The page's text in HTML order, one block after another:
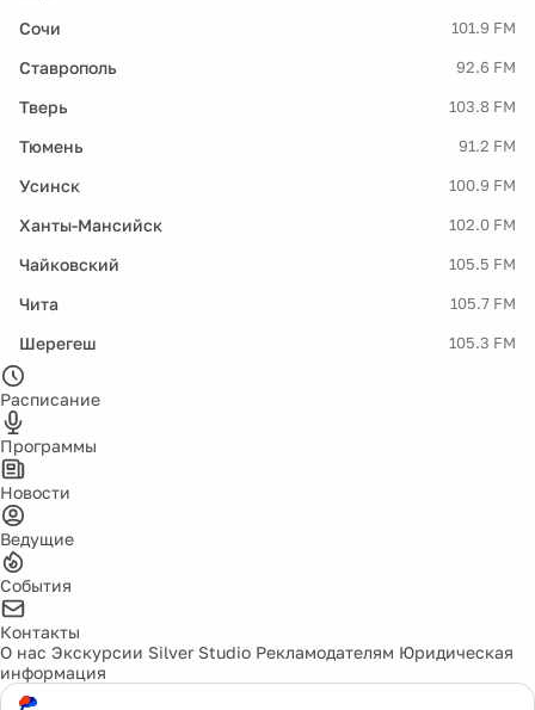
Сочи 101.9 FM
Ставрополь 92.6 FM
Тверь 103.8 FM
Тюмень 91.2 FM
Усинск 100.9 FM
Ханты-Мансийск 102.0 FM
Чайковский 105.5 FM
Чита 105.7 FM
Шерегеш 105.3 FM
Расписание
Программы
Новости
Ведущие
События
Контакты
О нас Экскурсии Silver Studio Рекламодателям Юридическая
информация